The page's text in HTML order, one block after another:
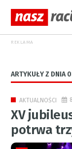
REKLAMA
ARTYKUŁY Z DNIA
AKTUALNOŚCI
XV
potrwa